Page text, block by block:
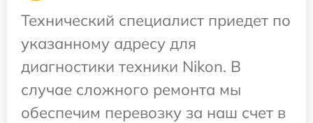
Технический специалист приедет по
указанному адресу для
диагностики техники Nikon. В
случае сложного ремонта мы
обеспечим перевозку за наш счет в